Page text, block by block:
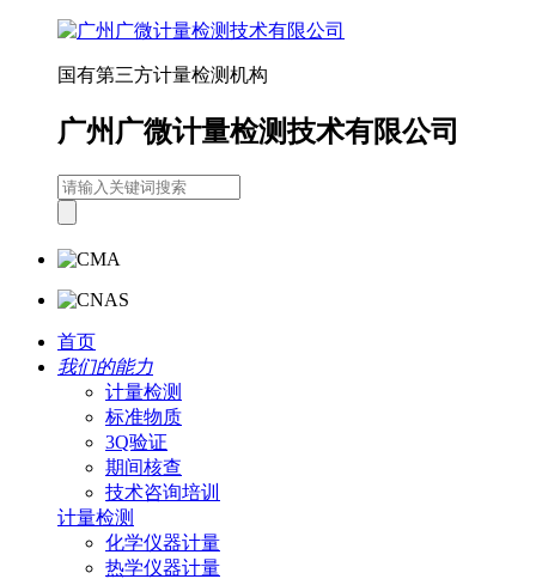
国有第三方计量检测机构
广州广微计量检测技术有限公司
首页
我们的能力
计量检测
标准物质
3Q验证
期间核查
技术咨询培训
计量检测
化学仪器计量
热学仪器计量